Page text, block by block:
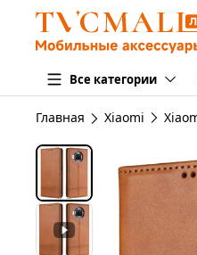
Все категории
Главная Xiaomi